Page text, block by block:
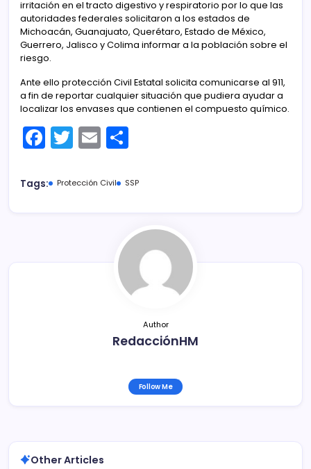
irritación en el tracto digestivo y respiratorio por lo que las
autoridades federales solicitaron a los estados de
Michoacán, Guanajuato, Querétaro, Estado de México,
Guerrero, Jalisco y Colima informar a la población sobre el
riesgo.
Ante ello protección Civil Estatal solicita comunicarse al 911,
a fin de reportar cualquier situación que pudiera ayudar a
localizar los envases que contienen el compuesto químico.
F
a
c
T
w
itt
E
m
ai m
ar
tir
Tags: Protección Civil SSP
Author
RedacciónHM
Follow Me
Other Articles